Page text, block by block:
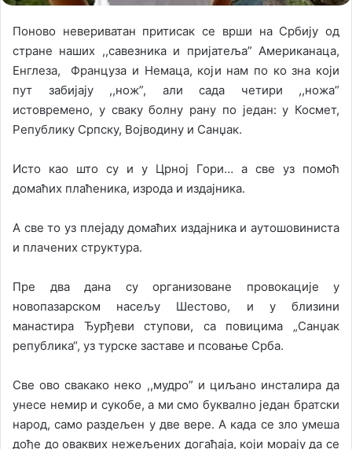
Поново невериватан притисак се врши на Србију од
стране наших ,,савезника и пријатеља” Американаца,
Енглеза, Француза и Немаца, који нам по ко зна који
пут забијају ,,нож”, али сада четири ,,ножа”
истовремено, у сваку болну рану по један: у Космет,
Републику Српску, Војводину и Санџак.
Исто као што су и у Црној Гори… а све уз помоћ
домаћих плаћеника, изрода и издајника.
А све то уз плејаду домаћих издајника и аутошовиниста
и плачених структура.
Пре два дана су организоване провокације у
новопазарском насељу Шестово, и у близини
манастира Ђурђеви ступови, са повицима „Санџак
република“, уз турске заставе и псовање Срба.
Све ово свакако неко ,,мудро” и циљано инсталира да
унесе немир и сукобе, а ми смо буквално један братски
народ, само раздељен у две вере. А када се зло умеша
дође до оваквих нежељених догађаја, који морају да се